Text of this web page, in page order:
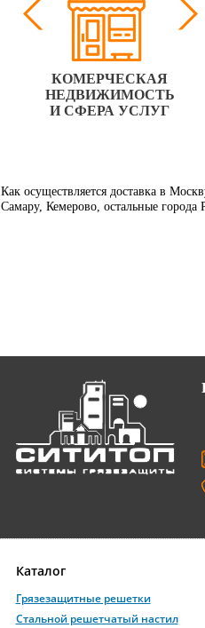
КОМЕРЧЕСКАЯ
НЕДВИЖИМОСТЬ
И СФЕРА УСЛУГ
Как осуществляется доставка в
Самару, Кемерово, остальные города
Каталог
Грязезащитные решетки
Стальной решетчатый настил